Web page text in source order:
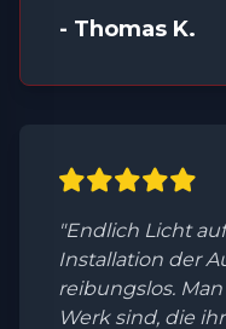
- Thomas K.
"Endlich Licht
Installation der
reibungslos.
Werk sind, die